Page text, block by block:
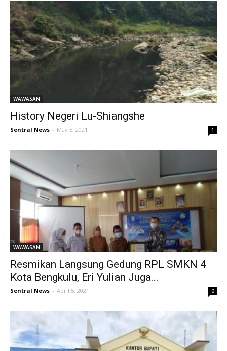
WAWASAN
History Negeri Lu-Shiangshe
Sentral News - May 5, 2021 1
WAWASAN
Resmikan Langsung Gedung RPL SMKN 4
Kota Bengkulu, Eri Yulian Juga...
Sentral News - April 5, 2021 0